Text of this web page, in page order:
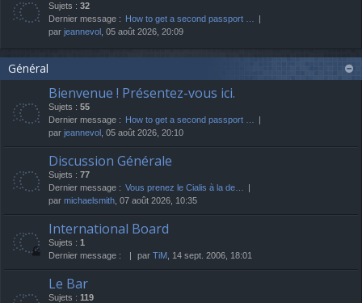
Sujets : 32
Dernier message : How to get a second passport …
par jeannevol , 05 août 2026, 20:09
Général
Bienvenue ! Présentez-vous ici.
Sujets : 55
Dernier message : How to get a second passport …
par jeannevol , 05 août 2026, 20:10
Discussion Générale
Sujets : 77
Dernier message : Vous prenez le Cialis à la de…
par michaelsmith , 07 août 2026, 10:35
International Board
Sujets : 1
Dernier message :
par TiM , 14 sept. 2006, 18:01
Le Bar
Sujets : 119